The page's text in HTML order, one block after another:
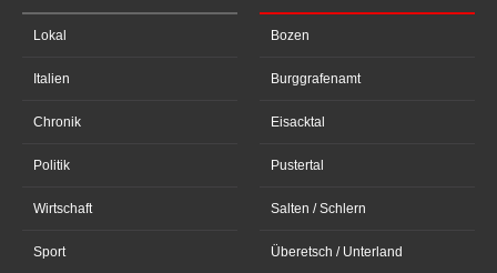
Lokal
Italien
Chronik
Politik
Wirtschaft
Sport
Bozen
Burggrafenamt
Eisacktal
Pustertal
Salten / Schlern
Überetsch / Unterland